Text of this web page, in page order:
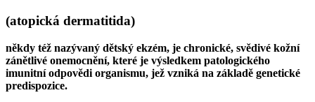
(atopická dermatitida)
někdy též nazývaný dětský ekzém, je chronické, svědivé kožní
zánětlivé onemocnění, které je výsledkem patologického
imunitní odpovědi organismu, jež vzniká na základě genetické
predispozice.